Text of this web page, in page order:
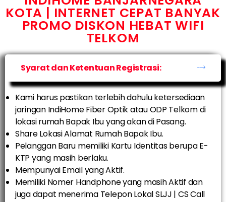
KOTA | INTERNET CEPAT BANYAK
PROMO DISKON HEBAT WIFI
TELKOM
Syarat dan Ketentuan Registrasi:
Kami harus pastikan terlebih dahulu ketersediaan
jaringan IndiHome Fiber Optik atau ODP Telkom di
lokasi rumah Bapak Ibu yang akan di Pasang.
Share Lokasi Alamat Rumah Bapak Ibu.
Pelanggan Baru memiliki Kartu Identitas berupa E-
KTP yang masih berlaku.
Mempunyai Email yang Aktif.
Memiliki Nomer Handphone yang masih Aktif dan
juga dapat menerima Telepon Lokal SLJJ | CS Call